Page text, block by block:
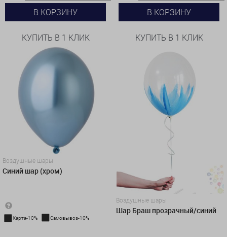
В КОРЗИНУ
КУПИТЬ В 1 КЛИК
В КОРЗИНУ
КУПИТЬ В 1 КЛИК
Воздушные шары
Синий шар (хром)
Карта-10% Самовывоз-10%
Воздушные шары
Шар Браш прозрачный/синий